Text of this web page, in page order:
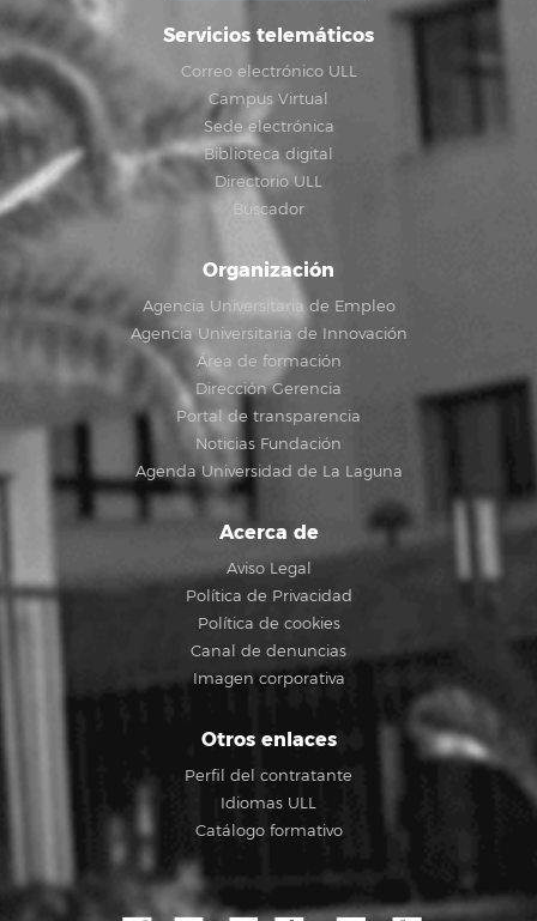
Servicios telemáticos
Correo electrónico ULL
Campus Virtual
Sede electrónica
Biblioteca digital
Directorio ULL
Buscador
Organización
Agencia Universitaria de Empleo
Agencia Universitaria de Innovación
Área de formación
Dirección Gerencia
Portal de transparencia
Noticias Fundación
Agenda Universidad de La Laguna
Acerca de
Aviso Legal
Política de Privacidad
Política de cookies
Canal de denuncias
Imagen corporativa
Otros enlaces
Perfil del contratante
Idiomas ULL
Catálogo formativo